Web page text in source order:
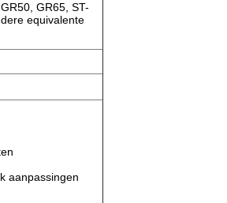
GR65, ST-
equivalente
aanpassingen